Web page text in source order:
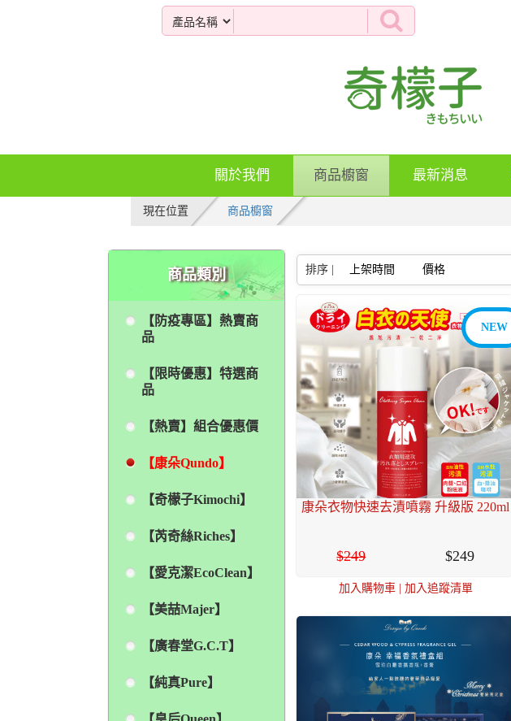
關於我們 商品櫥窗(current)最新消息
現在位置 商品櫥窗
商品類別
【防疫專區】熱賣商
品
【限時優惠】特選商
品
【熱賣】組合優惠價
【康朵Qundo】
【奇檬子Kimochi】
【芮奇絲Riches】
【愛克潔EcoClean】
【美喆Majer】
【廣春堂G.C.T】
【純真Pure】
排序 | 上架時間 價格
NEW
康朵衣物快速去漬噴霧 升級版 220ml
249 249
加入購物車| 加入追蹤清單